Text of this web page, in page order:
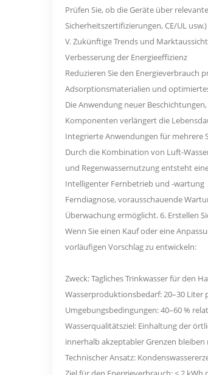
Prüfen Sie, ob die Geräte über
Sicherheitszertifizierungen, CE/UL
V. Zukünftige Trends und
Verbesserung der Energieeffizienz
Reduzieren Sie den
Adsorptionsmaterialien und
Die Anwendung neuer
Komponenten verlängert die
Integrierte Anwendungen für mehrere
Durch die Kombination von Luft-
und Regenwassernutzung entsteht
Intelligenter Fernbetrieb und -wartung
Ferndiagnose, vorausschauende
Überwachung ermöglicht. 6. Erstellen
Wenn Sie einen Kauf oder eine
vorläufigen Vorschlag zu entwickeln:
Zweck: Tägliches Trinkwasser für den
Wasserproduktionsbedarf: 20–30 Liter
Umgebungsbedingungen: 40–60 %
Wasserqualitätsziel: Einhaltung der
innerhalb akzeptabler Grenzen bleiben
Technischer Ansatz: